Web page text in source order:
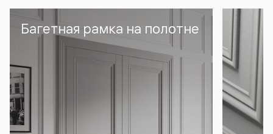
Багетная рамка на полотне